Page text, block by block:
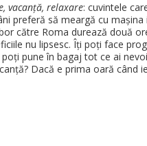
vacanță, relaxare: cuvintele
preferă să meargă cu
către Roma durează două
nu lipsesc. Îți poți face
poți pune în bagaj tot ce ai
Dacă e prima oară când